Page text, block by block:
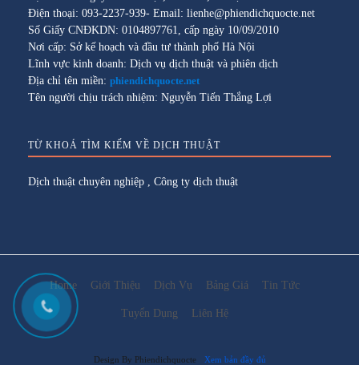
Điện thoại: 093-2237-939- Email: lienhe@phiendichquocte.net
Số Giấy CNĐKDN: 0104897761, cấp ngày 10/09/2010
Nơi cấp: Sở kế hoạch và đầu tư thành phố Hà Nội
Lĩnh vực kinh doanh: Dịch vụ dịch thuật và phiên dịch
Địa chỉ tên miền: phiendichquocte.net
Tên người chịu trách nhiệm: Nguyễn Tiến Thắng Lợi
TỪ KHOÁ TÌM KIẾM VỀ DỊCH THUẬT
Dịch thuật chuyên nghiệp Công ty dịch thuật
Home Giới Thiệu Dịch Vụ Bảng Giá Tin Tức
Tuyển Dụng Liên Hệ
Design By Phiendichquocte Xem bản đầy đủ